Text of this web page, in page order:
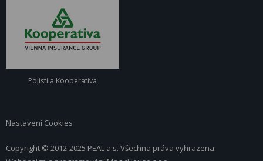
Pojistila Kooperativa
Nastavení Cookies
Copyright © 2012-2025 PEAL a.s. Všechna práva vyhrazena.